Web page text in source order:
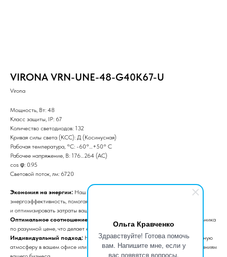
Ольга Кравченко
Здравствуйте! Готова помочь
вам. Напишите мне, если у
вас появятся вопросы.
VIRONA VRN-UNE-48-G40K67-U
Virona
Мощность, Вт: 48
Класс защиты, IP: 67
Количество светодиодов: 132
Кривая силы света (КСС): Д (Косинусная)
Рабочая температура, °C: -60°…+50° С
Рабочее напряжение, В: 176…264 (AС)
сos φ: 0.95
Световой поток, лм: 6720
Экономия на энергии: Наш светильник обеспечивает высокую
энергоэффективность, помогая сократить расходы на электроэнергию
и оптимизировать затраты вашего бизнеса.
Оптимальное соотношение цены и качества:
Высокое качество светильника
по разумной цене, что делает его идеальным выбором для вашего бюджета.
Индивидуальный подход: Наши светильники создают персонализированную
атмосферу в вашем офисе или на производстве, отвечая уникальным требованиям